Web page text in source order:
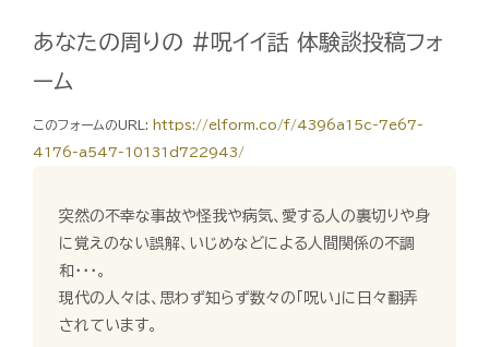
あなたの周りの #呪イイ話 体験談投稿フォ
ーム
このフォームのURL: https://elform.co/f/4396a15c-7e67-
4176-a547-10131d722943/
突然の不幸な事故や怪我や病気、愛する人の裏切りや身
に覚えのない誤解、いじめなどによる人間関係の不調
和・・・。
現代の人々は、思わず知らず数々の「呪い」に日々翻弄
されています。